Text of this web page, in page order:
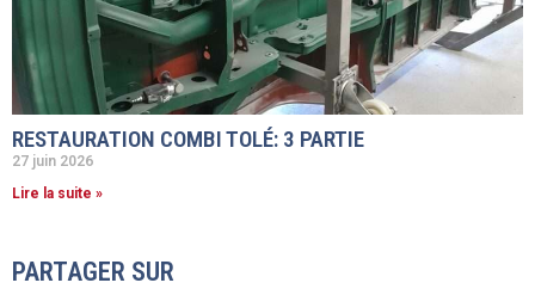
RESTAURATION COMBI TOLÉ: 3 PARTIE
27 juin 2026
Lire la suite »
PARTAGER SUR